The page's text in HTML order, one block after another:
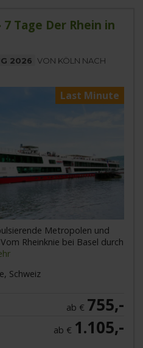
Tage Der Rhein in
2026 VON KÖLN NACH
Last Minute
Metropolen und
Rheinknie bei Basel durch
Schweiz
ab € 755,-
ab € 1.105,-